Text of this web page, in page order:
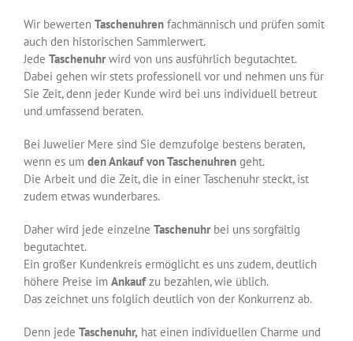
Wir bewerten Taschenuhren fachmännisch und prüfen somit
auch den historischen Sammlerwert.
Jede Taschenuhr wird von uns ausführlich begutachtet.
Dabei gehen wir stets professionell vor und nehmen uns für
Sie Zeit, denn jeder Kunde wird bei uns individuell betreut
und umfassend beraten.
Bei Juwelier Mere sind Sie demzufolge bestens beraten,
wenn es um den Ankauf von Taschenuhren geht.
Die Arbeit und die Zeit, die in einer Taschenuhr steckt, ist
zudem etwas wunderbares.
Daher wird jede einzelne Taschenuhr bei uns sorgfältig
begutachtet.
Ein großer Kundenkreis ermöglicht es uns zudem, deutlich
höhere Preise im Ankaufzu bezahlen, wie üblich.
Das zeichnet uns folglich deutlich von der Konkurrenz ab.
Denn jede Taschenuhr, hat einen individuellen Charme und